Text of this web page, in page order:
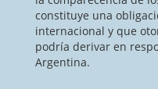
constituye una
internacional y que
podría derivar en
Argentina.